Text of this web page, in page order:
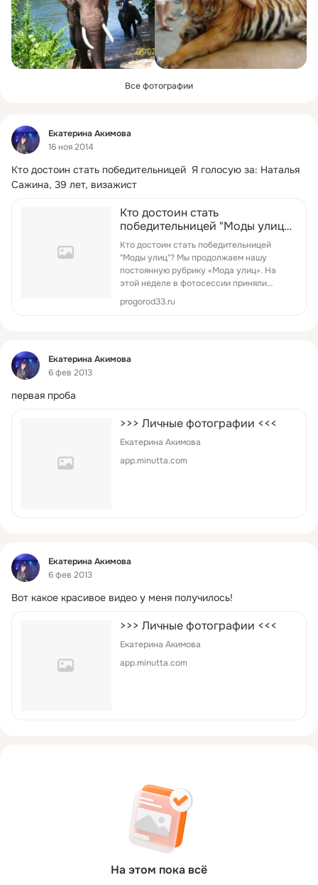
Все фотографии
Фид
Екатерина Акимова
16 ноя 2014
Кто достоин стать победительницей  Я голосую за: Наталья
Сажина, 39 лет, визажист
Кто достоин стать
победительницей "Моды улиц"?
| Новости Владимира
Кто достоин стать победительницей
"Моды улиц"? Мы продолжаем нашу
постоянную рубрику «Мода улиц». На
этой неделе в фотосессии приняли
участие 2 горожанки: Екатерина Першина
и Наталья С ...
progorod33.ru
Фид
Екатерина Акимова
6 фев 2013
первая проба
>>> Личные фотографии <<<
Екатерина Акимова
app.minutta.com
Фид
Екатерина Акимова
6 фев 2013
Вот какое красивое видео у меня получилось!
>>> Личные фотографии <<<
Екатерина Акимова
app.minutta.com
На этом пока всё